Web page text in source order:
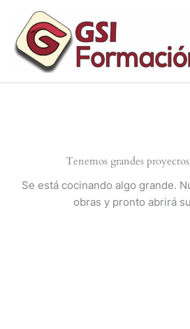
contenido
Tenemos grandes
Se está cocinando algo grande.
obras y pronto abrirá